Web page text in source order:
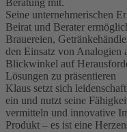
Beratung mit.
Seine unternehmerischen
Beirat und Berater
Brauereien,
den Einsatz von Analogien
Blickwinkel auf
Lösungen zu präsentieren
Klaus setzt sich
ein und nutzt seine
vermitteln und innovative
Produkt – es ist eine